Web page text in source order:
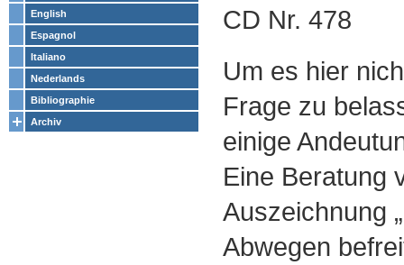
English
Espagnol
Italiano
Nederlands
Bibliographie
Archiv
CD Nr. 478
Um es hier
Frage zu
einige
Eine Beratung
Auszeichnung
Abwegen